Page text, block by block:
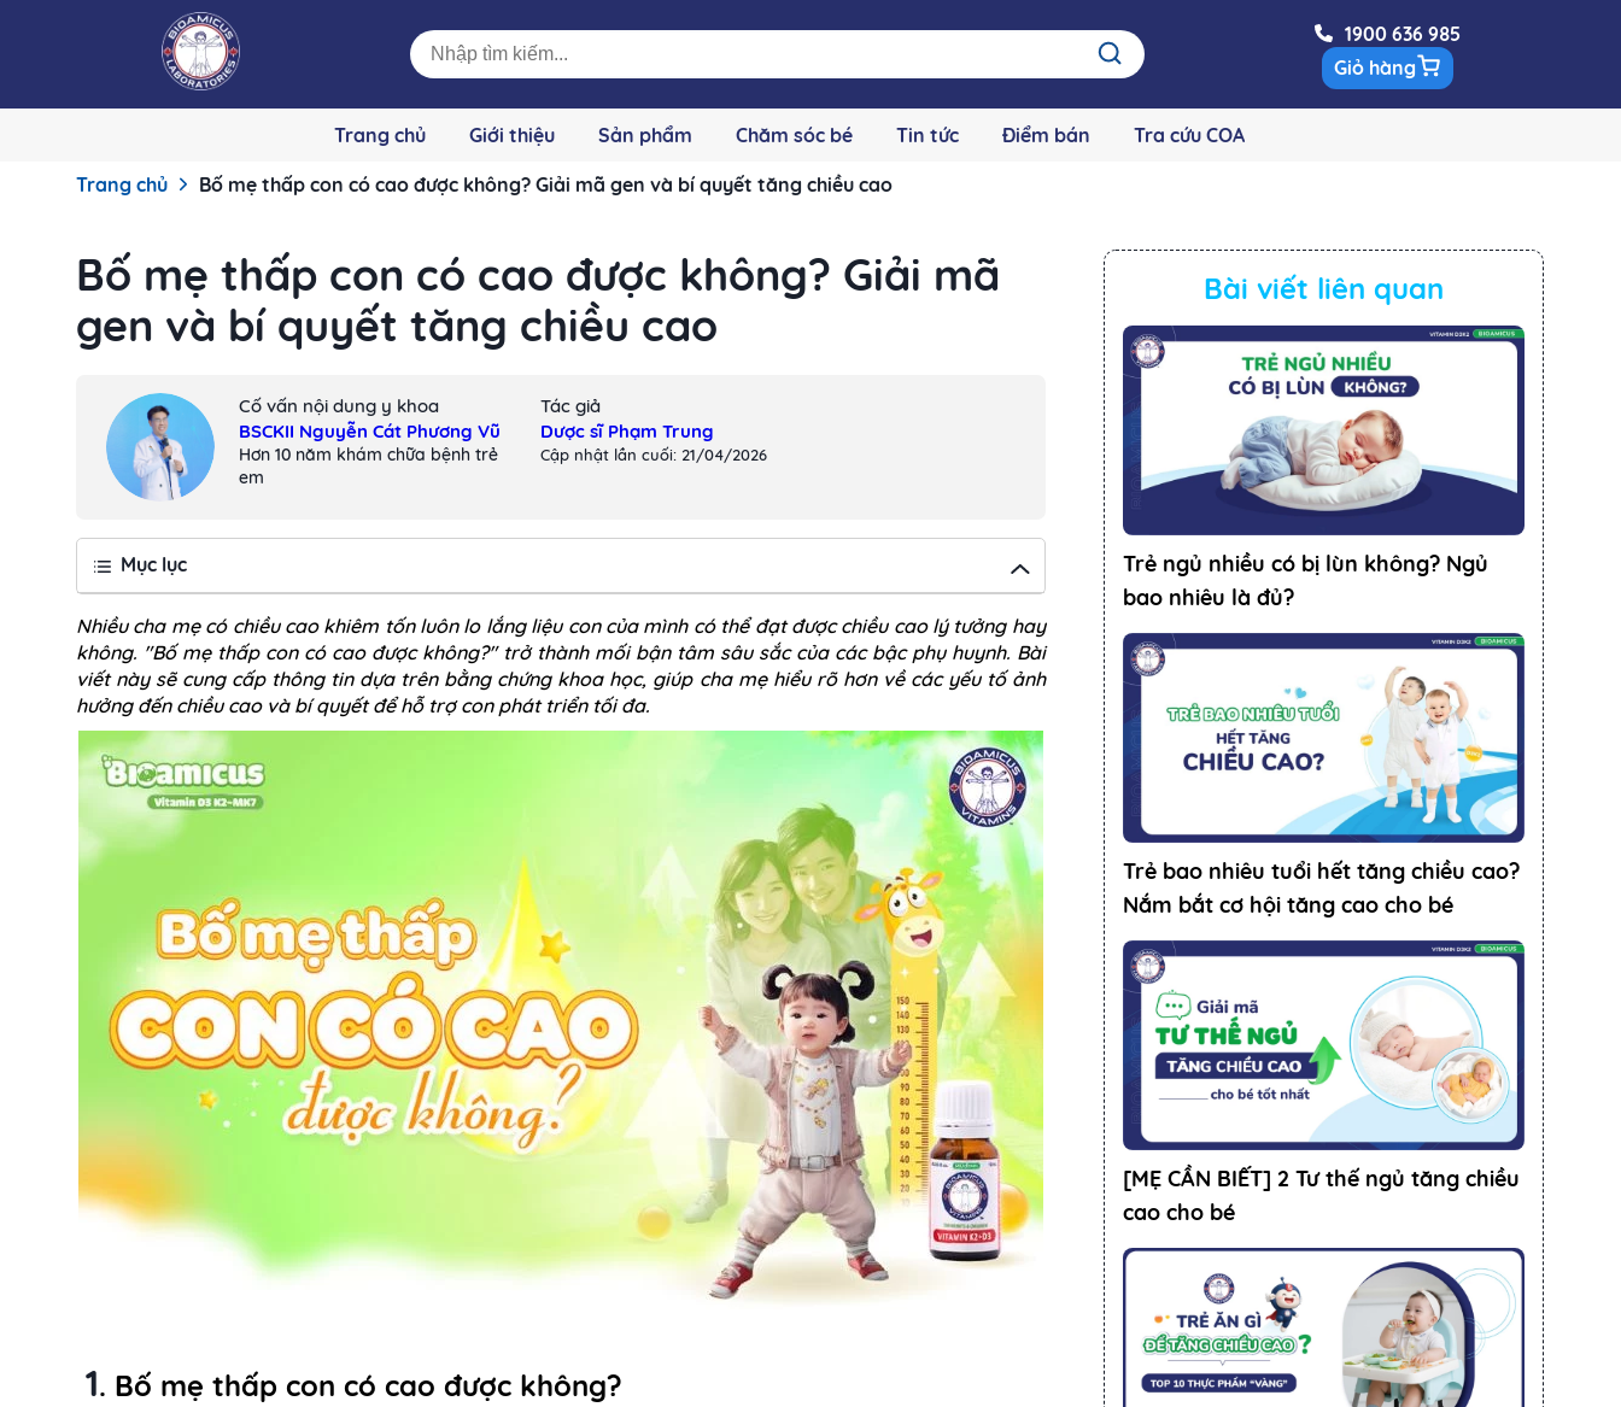
1900 636 985
Giỏ hàng
Trang chủ Giới thiệu Sản phẩm Chăm sóc bé Tin tức Điểm bán Tra cứu COA
Trang chủ Bố mẹ thấp con có cao được không? Giải mã gen và bí quyết tăng chiều cao
Bố mẹ thấp con có cao được không? Giải mã
gen và bí quyết tăng chiều cao
Cố vấn nội dung y khoa
BSCKII Nguyễn Cát Phương Vũ
Hơn 10 năm khám chữa bệnh trẻ
em
Tác giả
Dược sĩ Phạm Trung
Cập nhật lần cuối: 21/04/2026
Mục lục
Nhiều cha mẹ có chiều cao khiêm tốn luôn lo lắng liệu con của mình có thể đạt được chiều cao lý tưởng hay
không. "Bố mẹ thấp con có cao được không?" trở thành mối bận tâm sâu sắc của các bậc phụ huynh. Bài
viết này sẽ cung cấp thông tin dựa trên bằng chứng khoa học, giúp cha mẹ hiểu rõ hơn về các yếu tố ảnh
hưởng đến chiều cao và bí quyết để hỗ trợ con phát triển tối đa.
1. Bố mẹ thấp con có cao được không?
Bài viết liên quan
Trẻ ngủ nhiều có bị lùn không? Ngủ
bao nhiêu là đủ?
Trẻ bao nhiêu tuổi hết tăng chiều cao?
Nắm bắt cơ hội tăng cao cho bé
[MẸ CẦN BIẾT] 2 Tư thế ngủ tăng chiều
cao cho bé